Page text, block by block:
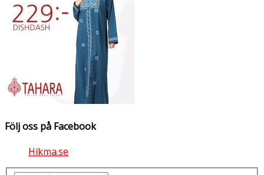
Följ oss på Facebook
Hikma.se